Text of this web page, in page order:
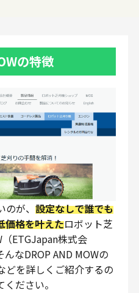
の特徴
が、 設定なしで誰でも
価格を叶えたロボット芝
ETGJapan株式会
なDROP AND MOWの
どを詳しくご紹介するの
ださい。